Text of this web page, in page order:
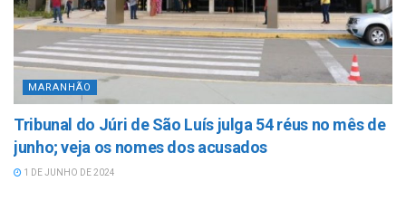
MARANHÃO
Tribunal do Júri de São Luís julga 54 réus no mês de
junho; veja os nomes dos acusados
1 DE JUNHO DE 2024